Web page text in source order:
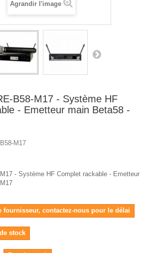
Agrandir l'image
B58-M17 - Système HF
- Emetteur main Beta58 -
M17
- Système HF Complet rackable - Emetteur
fournisseur, contactez-nous pour le délai
stock